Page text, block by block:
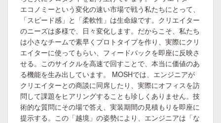
エコノミーという変化の速い市場で戦う私たちにとって、
「スピード感」と「柔軟性」は生命線です。クリエイター
のニーズは多様で、日々変化します。だからこそ、私たち
は小さなチームで素早くプロトタイプを作り、実際にクリ
エイターに使ってもらい、フィードバックを即座に反映さ
せる。このサイクルを高速で回すことで、本当に価値のあ
る機能を生み出しています。 MOSHでは、エンジニアが
クリエイターとの商談に同席したり、実際にオフィスを訪
問して課題をヒアリングすることも珍しくありません。技
術的な質問にその場で答え、実装期間の見積もりを即座に
提示する。この「越境」の姿勢により、エンジニアは「な